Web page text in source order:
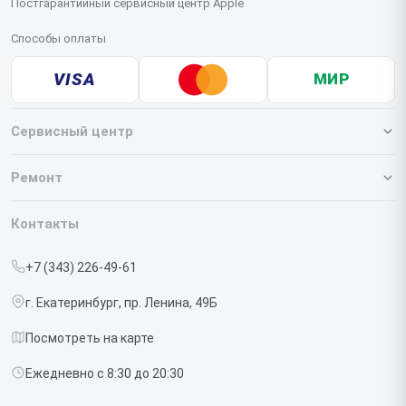
Постгарантийный сервисный центр Apple
Способы оплаты
VISA МИР
Сервисный центр
О нашем сервисе
Срочный ремонт
Доставка и способы оплаты
Диагностика
Контакты
Ремонт
Iphone
Контакты
+7 (343) 226-49-61
г. Екатеринбург, пр. Ленина, 49Б
Посмотреть на карте
Ежедневно с 8:30 до 20:30